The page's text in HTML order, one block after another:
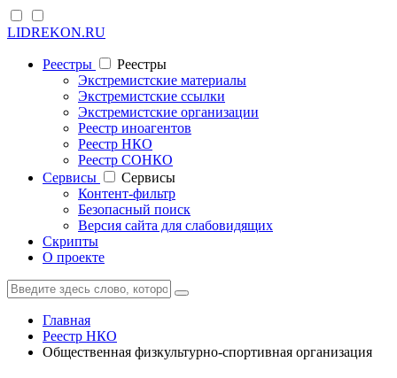
LIDREKON.RU
Реестры
Реестры
Экстремистские материалы
Экстремистские ссылки
Экстремистские организации
Реестр иноагентов
Реестр НКО
Реестр СОНКО
Cервисы
Cервисы
Контент-фильтр
Безопасный поиск
Версия сайта для слабовидящих
Скрипты
О проекте
Главная
Реестр НКО
Общественная физкультурно-спортивная организация